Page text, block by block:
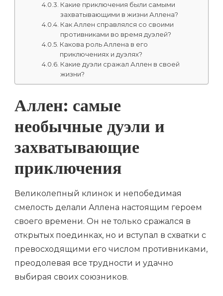
Какие приключения были самыми
захватывающими в жизни Аллена?
Как Аллен справлялся со своими
противниками во время дуэлей?
Какова роль Аллена в его
приключениях и дуэлях?
Какие дуэли сражал Аллен в своей
жизни?
Аллен: самые
необычные дуэли и
захватывающие
приключения
Великолепный клинок и непобедимая
смелость делали Аллена настоящим героем
своего времени. Он не только сражался в
открытых поединках, но и вступал в схватки с
превосходящими его числом противниками,
преодолевая все трудности и удачно
выбирая своих союзников.